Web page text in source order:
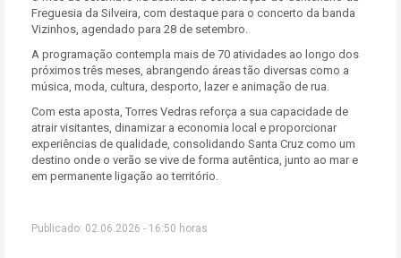
Freguesia da Silveira, com destaque para o concerto da banda
Vizinhos, agendado para 28 de setembro.
A programação contempla mais de 70 atividades ao longo dos
próximos três meses, abrangendo áreas tão diversas como a
música, moda, cultura, desporto, lazer e animação de rua.
Com esta aposta, Torres Vedras reforça a sua capacidade de
atrair visitantes, dinamizar a economia local e proporcionar
experiências de qualidade, consolidando Santa Cruz como um
destino onde o verão se vive de forma autêntica, junto ao mar e
em permanente ligação ao território.
Publicado: 02.06.2026 - 16:50 horas